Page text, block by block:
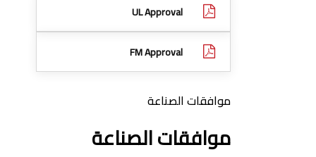
UL Approval
FM Approval
موافقات الصناعة
موافقات الصناعة